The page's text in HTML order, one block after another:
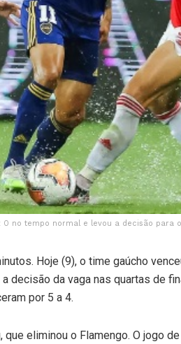
0 no tempo normal e levou a decisão para
Hoje (9), o time gaúcho
decisão da vaga nas quartas de
por 5 a 4.
eliminou o Flamengo. O jogo